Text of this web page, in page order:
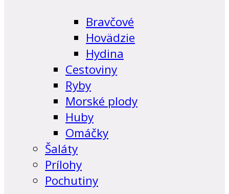
Bravčové
Hovädzie
Hydina
Cestoviny
Ryby
Morské plody
Huby
Omáčky
Šaláty
Prílohy
Pochutiny